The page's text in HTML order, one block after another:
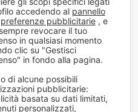
Rivenditori
Download
Diventa rivenditore
accedendo al pannello
pubblicitarie, e
revocare il tuo
in qualsiasi momento
clic su "Gestisci
in fondo alla pagina.
di alcune possibili
pubblicitarie:
basata su dati limitati,
personalizzati,